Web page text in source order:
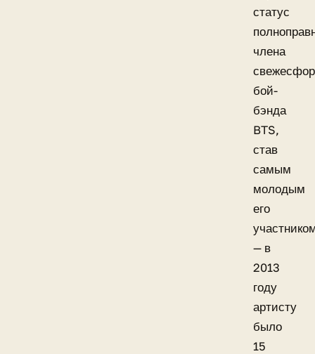
статус
члена
бой-
бэнда
BTS,
став
самым
молодым
его
— в
2013
году
артисту
было
15